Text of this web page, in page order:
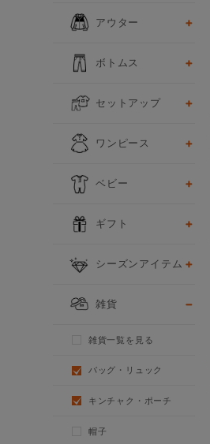
アウター
ボトムス
セットアップ
ワンピース
ベビー
ギフト
シーズンアイテム
雑貨
雑貨一覧を見る
バッグ・リュック
キンチャク・ポーチ
帽子